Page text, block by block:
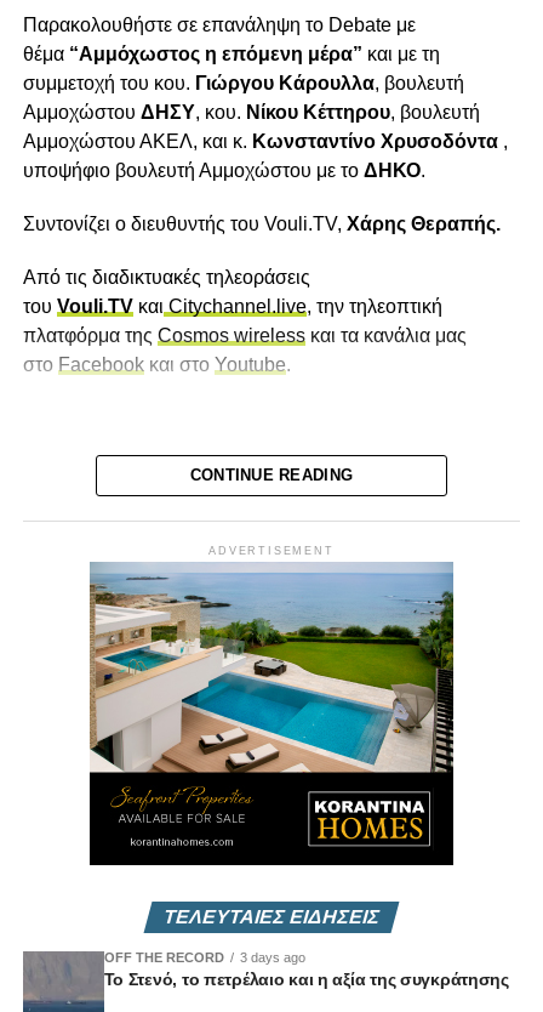
παιδικών
καθισμάτων στα λεωφορεία που εκτελούν σχολικές
εκδρομές.
(Αυτεπάγγελτη εξέταση έπειτα από εισήγηση του κ.
Μαρίνου Μουσιούττα)
(31.3.2022)
Δ. Τοποθέτηση και λήψη τελικής απόφασης:
Οδικών
Μεταφορών, με σκοπό την Υποστήριξη της Κινητικότητας
Χαμηλών
Εκπομπών Νόμος του 2021.
2. Ο περί της Ρύθμισης των Διαδικασιών Σύναψης
Νόμος του
(Αρ. Φακ. 23.01.063.034-2022)
3. Ο περί της Ρύθμισης των Διαδικασιών Σύναψης
Συμβάσεων Φορέων
που Δραστηριοποιούνται στους Τομείς του Ύδατος, της
Ενέργειας,
των Μεταφορών και των Ταχυδρομικών Υπηρεσιών και
για Συναφή
Θέματα (Τροποποιητικός) Νόμος του 2022.
(Αρ. Φακ. 23.01.063.035-2022)
Δήλωση Μαρίνου Μουσιούττα για Κοινοβουλευτική
report – 05/05/2022
Παρακολουθήστε σε επανάληψη το Debate με
θέμα “Αμμόχωστος η επόμενη μέρα” και με τη
συμμετοχή του κου. Γιώργου Κάρουλλα, βουλευτή
Αμμοχώστου ΔΗΣΥ, κου. Νίκου Κέττηρου, βουλευτή
Αμμοχώστου ΑΚΕΛ, και κ. Κωνσταντίνο Χρυσοδόντα,
υποψήφιο βουλευτή Αμμοχώστου με το ΔΗΚΟ.
Συντονίζει ο διευθυντής του Vouli.TV, Χάρης Θεραπής.
Από τις διαδικτυακές τηλεοράσεις
του Vouli.TVκαι Citychannel.live, την τηλεοπτική
πλατφόρμα της Cosmos wirelessκαι τα κανάλια μας
στο Facebookκαι στο Youtube.
CONTINUE READING
ADVERTISEMENT
ΤΕΛΕΥΤΑΙΕΣ ΕΙΔΗΣΕΙΣ
OFF THE RECORD 3 days ago
Το Στενό, το πετρέλαιο και η αξία της συγκράτησης